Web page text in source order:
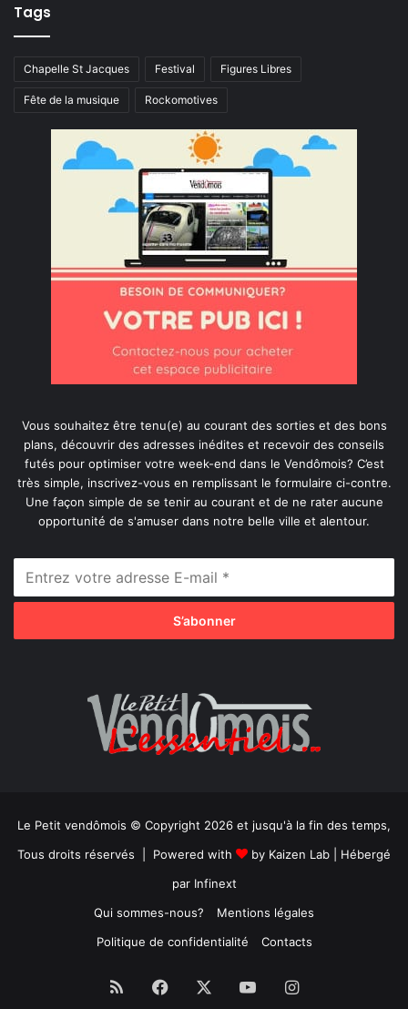
Tags
Chapelle St Jacques Festival Figures Libres
Fête de la musique Rockomotives
Vous souhaitez être tenu(e) au courant des sorties et des bons
plans, découvrir des adresses inédites et recevoir des conseils
futés pour optimiser votre week-end dans le Vendômois? C’est
très simple, inscrivez-vous en remplissant le formulaire ci-contre.
Une façon simple de se tenir au courant et de ne rater aucune
opportunité de s'amuser dans notre belle ville et alentour.
Le Petit vendômois © Copyright 2026 et jusqu'à la fin des temps,
Tous droits réservés | Powered with
by Kaizen Lab | Hébergé
par Infinext
Qui sommes-nous?
Mentions légales
Politique de confidentialité
Contacts
RSS Facebook YouTubeInstagram